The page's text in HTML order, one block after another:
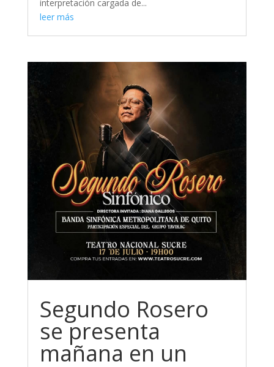
interpretación cargada de...
leer más
Segundo Rosero
se presenta
mañana en un